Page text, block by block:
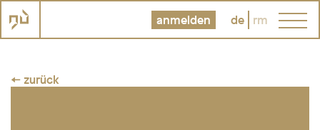
anmelden de rm
← zurück